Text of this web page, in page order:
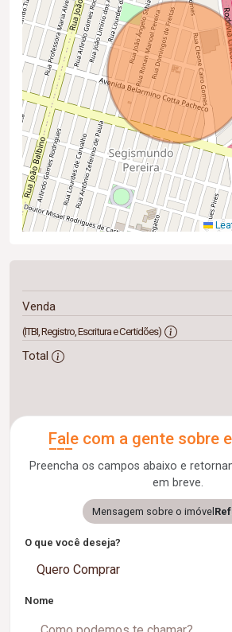
Venda
(ITBI, Registro, Escritura e Certidões)
Total
Fale com a gente sobre
Preencha os campos abaixo e
em breve.
Mensagem sobre o imóvel
O que você deseja?
Quero Comprar
Nome